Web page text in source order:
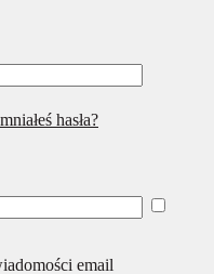
hasła?
email